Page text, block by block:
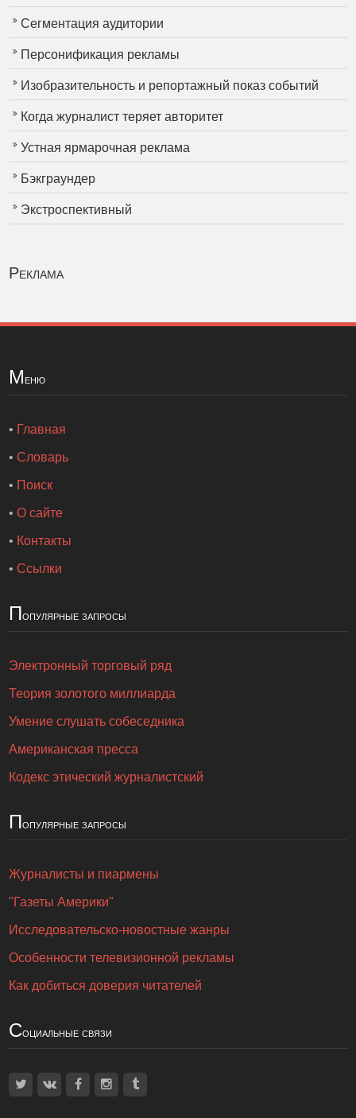
Сегментация аудитории
Персонификация рекламы
Изобразительность и репортажный показ событий
Когда журналист теряет авторитет
Устная ярмарочная реклама
Бэкграундер
Экстроспективный
Реклама
Меню
• Главная
•Словарь
• Поиск
•О сайте
• Контакты
•Ссылки
Популярные запросы
Электронный торговый ряд
Теория золотого миллиарда
Умение слушать собеседника
Американская пресса
Кодекс этический журналистский
Популярные запросы
Журналисты и пиармены
"Газеты Америки"
Исследовательско-новостные жанры
Особенности телевизионной рекламы
Как добиться доверия читателей
Социальные связи